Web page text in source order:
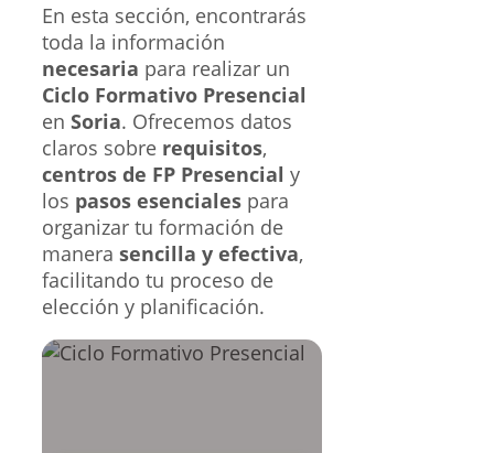
En esta sección, encontrarás
toda la información
necesaria para realizar un
Ciclo Formativo Presencial
en Soria. Ofrecemos datos
claros sobre requisitos,
centros de FP Presencial y
los pasos esenciales para
organizar tu formación de
manera sencilla y efectiva,
facilitando tu proceso de
elección y planificación.